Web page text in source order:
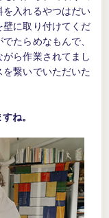
を入れるやつはだい
壁に取り付けてくだ
たらめなもんで、
がら作業されてまし
繋いでいただいた
ね。